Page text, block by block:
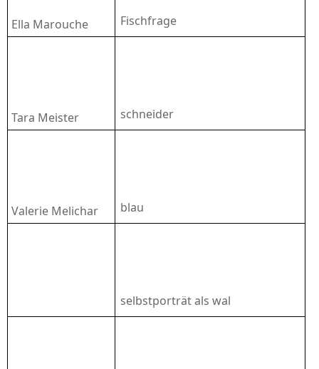
Ella Marouche Fischfrage
Tara Meister schneider
Valerie Melichar blau
selbstporträt als wal